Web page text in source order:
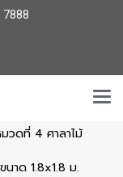
7888
วดที่ 4 ศาลาไม้
าด 1.8x1.8 ม.